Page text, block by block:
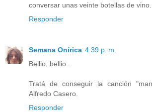
conversar unas veinte botellas de vino...
Responder
Semana Onírica 4:39 p. m.
Bellio, bellio...
Tratá de conseguir la canción
Alfredo Casero.
Responder